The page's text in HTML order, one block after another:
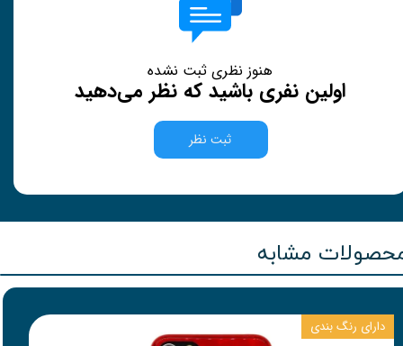
هنوز نظری ثبت نشده
اولین نفری باشید که نظر می‌دهید
ثبت نظر
مشابه
دارای رنگ بندی